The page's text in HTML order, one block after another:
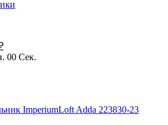
Текущая
цена:
00 Сек.